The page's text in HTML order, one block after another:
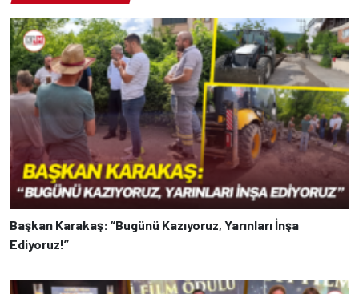
Başkan Karakaş: “Bugünü Kazıyoruz, Yarınları İnşa
Ediyoruz!”